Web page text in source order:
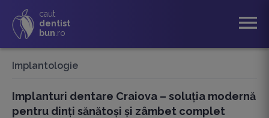
caut
dentist
bun .ro menu
Implantologie
Implanturi dentare Craiova – soluția modernă
pentru dinți sănătoși și zâmbet complet